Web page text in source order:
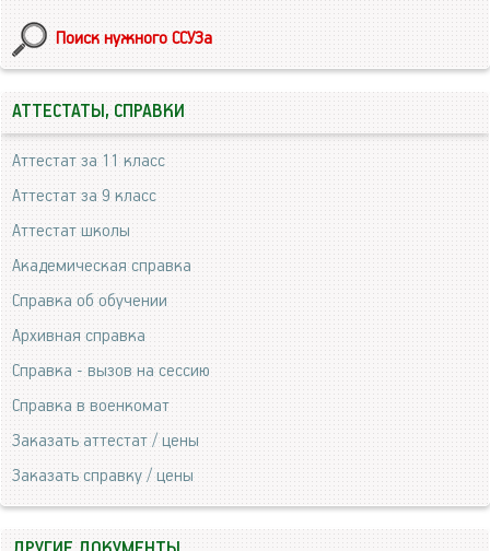
Поиск нужного ССУЗа
АТТЕСТАТЫ, СПРАВКИ
Аттестат за 11 класс
Аттестат за 9 класс
Аттестат школы
Академическая справка
Справка об обучении
Архивная справка
Справка - вызов на сессию
Справка в военкомат
Заказать аттестат / цены
Заказать справку / цены